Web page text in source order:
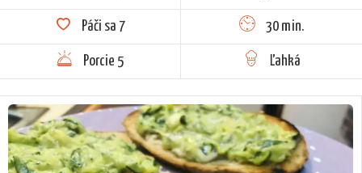
Páči sa 7 30 min.
Porcie 5 Ľahká